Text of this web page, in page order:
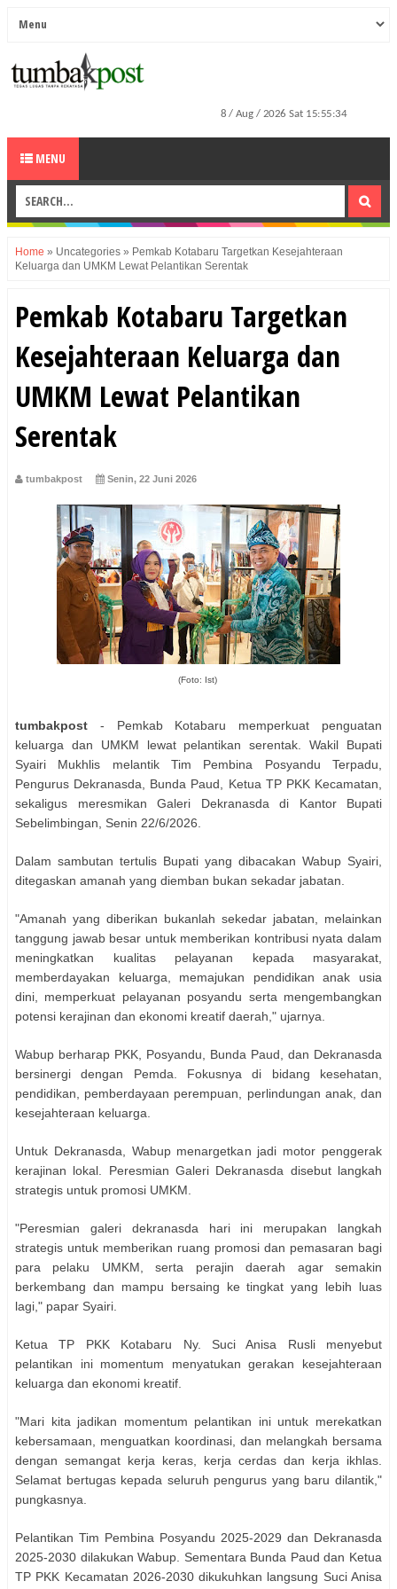
MENU
Home » Uncategories » Pemkab Kotabaru Targetkan Kesejahteraan
Keluarga dan UMKM Lewat Pelantikan Serentak
Pemkab Kotabaru Targetkan
Kesejahteraan Keluarga dan
UMKM Lewat Pelantikan
Serentak
tumbakpost Senin, 22 Juni 2026
(Foto: Ist)
tumbakpost - Pemkab Kotabaru memperkuat penguatan
keluarga dan UMKM lewat pelantikan serentak. Wakil Bupati
Syairi Mukhlis melantik Tim Pembina Posyandu Terpadu,
Pengurus Dekranasda, Bunda Paud, Ketua TP PKK Kecamatan,
sekaligus meresmikan Galeri Dekranasda di Kantor Bupati
Sebelimbingan, Senin 22/6/2026.
Dalam sambutan tertulis Bupati yang dibacakan Wabup Syairi,
ditegaskan amanah yang diemban bukan sekadar jabatan.
"Amanah yang diberikan bukanlah sekedar jabatan, melainkan
tanggung jawab besar untuk memberikan kontribusi nyata dalam
meningkatkan kualitas pelayanan kepada masyarakat,
memberdayakan keluarga, memajukan pendidikan anak usia
dini, memperkuat pelayanan posyandu serta mengembangkan
potensi kerajinan dan ekonomi kreatif daerah," ujarnya.
Wabup berharap PKK, Posyandu, Bunda Paud, dan Dekranasda
bersinergi dengan Pemda. Fokusnya di bidang kesehatan,
pendidikan, pemberdayaan perempuan, perlindungan anak, dan
kesejahteraan keluarga.
Untuk Dekranasda, Wabup menargetkan jadi motor penggerak
kerajinan lokal. Peresmian Galeri Dekranasda disebut langkah
strategis untuk promosi UMKM.
"Peresmian galeri dekranasda hari ini merupakan langkah
strategis untuk memberikan ruang promosi dan pemasaran bagi
para pelaku UMKM, serta perajin daerah agar semakin
berkembang dan mampu bersaing ke tingkat yang lebih luas
lagi," papar Syairi.
Ketua TP PKK Kotabaru Ny. Suci Anisa Rusli menyebut
pelantikan ini momentum menyatukan gerakan kesejahteraan
keluarga dan ekonomi kreatif.
"Mari kita jadikan momentum pelantikan ini untuk merekatkan
kebersamaan, menguatkan koordinasi, dan melangkah bersama
dengan semangat kerja keras, kerja cerdas dan kerja ikhlas.
Selamat bertugas kepada seluruh pengurus yang baru dilantik,"
pungkasnya.
Pelantikan Tim Pembina Posyandu 2025-2029 dan Dekranasda
2025-2030 dilakukan Wabup. Sementara Bunda Paud dan Ketua
TP PKK Kecamatan 2026-2030 dikukuhkan langsung Suci Anisa